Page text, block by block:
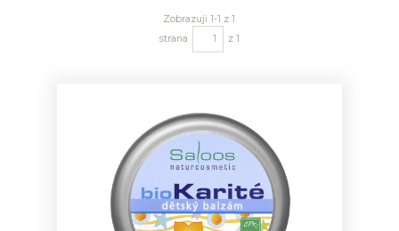
Zobrazuji 1-1 z 1
strana
z 1